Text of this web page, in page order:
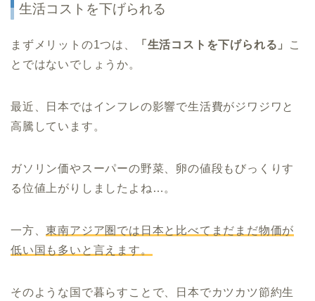
生活コストを下げられる
まずメリットの1つは、 「生活コストを下げられる」
こ
とではないでしょうか。
最近、日本ではインフレの影響で生活費がジワジワと
高騰しています。
ガソリン価やスーパーの野菜、卵の値段もびっくりす
る位値上がりしましたよね…。
一方、東南アジア圏では日本と比べてまだまだ物価が
低い国も多いと言えます。
そのような国で暮らすことで、日本でカツカツ節約生